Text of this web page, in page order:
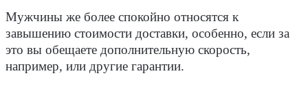
Мужчины же более спокойно относятся к
завышению стоимости доставки, особенно, если за
это вы обещаете дополнительную скорость,
например, или другие гарантии.